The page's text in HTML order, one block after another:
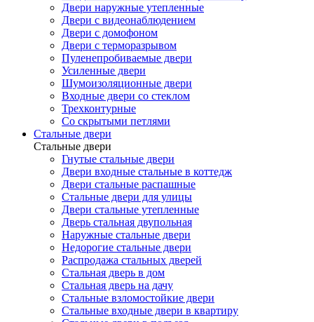
Двери наружные утепленные
Двери с видеонаблюдением
Двери с домофоном
Двери с терморазрывом
Пуленепробиваемые двери
Усиленные двери
Шумоизоляционные двери
Входные двери со стеклом
Трехконтурные
Со скрытыми петлями
Стальные двери
Стальные двери
Гнутые стальные двери
Двери входные стальные в коттедж
Двери стальные распашные
Стальные двери для улицы
Двери стальные утепленные
Дверь стальная двупольная
Наружные стальные двери
Недорогие стальные двери
Распродажа стальных дверей
Стальная дверь в дом
Стальная дверь на дачу
Стальные взломостойкие двери
Стальные входные двери в квартиру